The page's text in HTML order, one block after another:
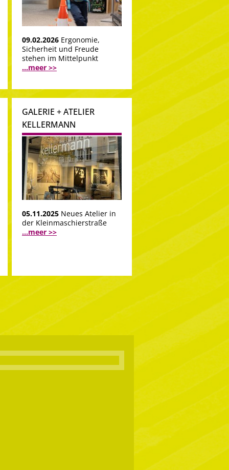
09.02.2026 Ergonomie,
Sicherheit und Freude
stehen im Mittelpunkt
...meer >>
GALERIE + ATELIER
KELLERMANN
05.11.2025 Neues Atelier in
der Kleinmaschierstraße
...meer >>